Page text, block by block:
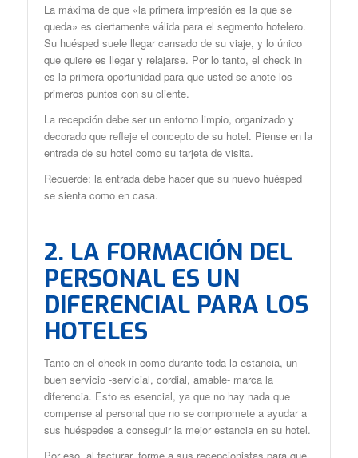
La máxima de que «la primera impresión es la que se
queda» es ciertamente válida para el segmento hotelero.
Su huésped suele llegar cansado de su viaje, y lo único
que quiere es llegar y relajarse. Por lo tanto, el check in
es la primera oportunidad para que usted se anote los
primeros puntos con su cliente.
La recepción debe ser un entorno limpio, organizado y
decorado que refleje el concepto de su hotel. Piense en la
entrada de su hotel como su tarjeta de visita.
Recuerde: la entrada debe hacer que su nuevo huésped
se sienta como en casa.
2. LA FORMACIÓN DEL
PERSONAL ES UN
DIFERENCIAL PARA LOS
HOTELES
Tanto en el check-in como durante toda la estancia, un
buen servicio -servicial, cordial, amable- marca la
diferencia. Esto es esencial, ya que no hay nada que
compense al personal que no se compromete a ayudar a
sus huéspedes a conseguir la mejor estancia en su hotel.